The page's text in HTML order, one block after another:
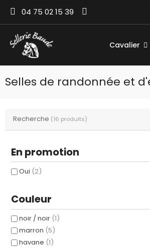
04 75 02 15 39
Cavalier
Selles de randonnée et
Recherche (16 produits)
En promotion
Oui (2)
Couleur
noir / noir (1)
marron (5)
havane (1)